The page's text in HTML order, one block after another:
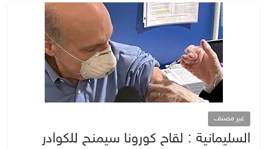
غير مصنف
السليمانية : لقاح كورونا سيمنح للكوادر